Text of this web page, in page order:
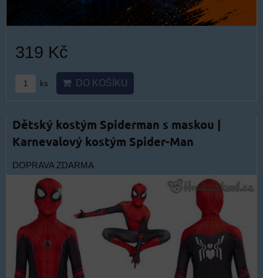
319 Kč
ks DO KOŠÍKU
Dětský kostým Spiderman s maskou |
Karnevalový kostým Spider-Man
DOPRAVA ZDARMA